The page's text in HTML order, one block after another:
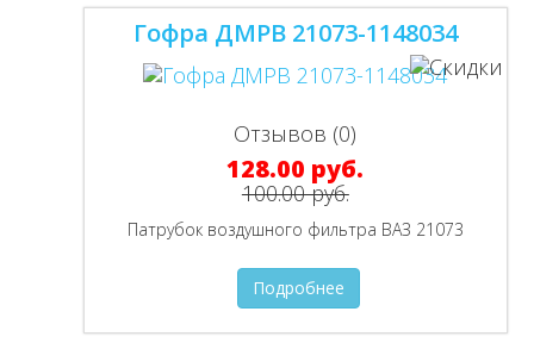
Гофра ДМРВ 21073-1148034
Отзывов (0)
128.00 руб.
100.00 руб.
Патрубок воздушного фильтра ВАЗ 21073
Подробнее